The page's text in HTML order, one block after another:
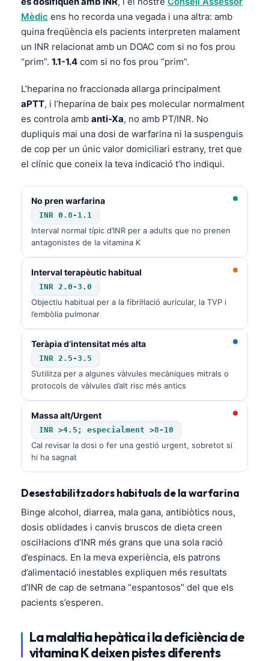
Mèdic ens ho recorda una vegada i una altra: amb
quina freqüència els pacients interpreten malament
un INR relacionat amb un DOAC com si no fos prou
“prim”. 1.1-1.4 com si no fos prou “prim”.
L’heparina no fraccionada allarga principalment
aPTT, i l’heparina de baix pes molecular normalment
es controla amb anti-Xa, no amb PT/INR. No
dupliquis mai una dosi de warfarina ni la suspenguis
de cop per un únic valor domiciliari estrany, tret que
el clínic que coneix la teva indicació t’ho indiqui.
No pren warfarina
INR 0.8-1.1
Interval normal típic d’INR per a adults que no prenen
antagonistes de la vitamina K
Interval terapèutic habitual
INR 2.0-3.0
Objectiu habitual per a la fibril·lació auricular, la TVP i
l’embòlia pulmonar
Teràpia d’intensitat més alta
INR 2.5-3.5
S’utilitza per a algunes vàlvules mecàniques mitrals o
protocols de vàlvules d’alt risc més antics
Massa alt/Urgent
INR >4.5; especialment >8-10
Cal revisar la dosi o fer una gestió urgent, sobretot si
hi ha sagnat
Desestabilitzadors habituals de la warfarina
Binge alcohol, diarrea, mala gana, antibiòtics nous,
dosis oblidades i canvis bruscos de dieta creen
oscil·lacions d’INR més grans que una sola ració
d’espinacs. En la meva experiència, els patrons
d’alimentació inestables expliquen més resultats
d’INR de cap de setmana “espantosos” del que els
pacients s’esperen.
La malaltia hepàtica i la deficiència de
vitamina K deixen pistes diferents
ئۇيغۇرچە
Кыргызча
Татар теле
Беларуская мова
Esperanto
Ślōnskŏ gŏdka
Norsk bokmål